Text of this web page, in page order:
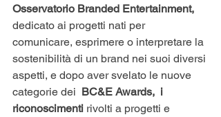
Osservatorio Branded Entertainment,
dedicato ai progetti nati per
comunicare, esprimere o interpretare la
sostenibilità di un brand nei suoi diversi
aspetti, e dopo aver svelato le nuove
categorie dei BC&E Awards,  i
riconoscimenti rivolti a progetti e